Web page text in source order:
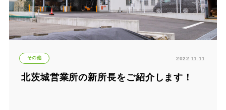
その他 2022.11.11
北茨城営業所の新所長をご紹介します！